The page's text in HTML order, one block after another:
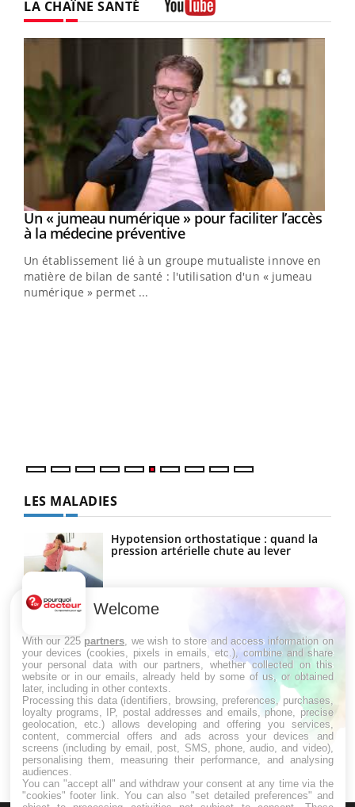
LA CHAÎNE SANTÉ
Youtube
Un « jumeau numérique » pour faciliter l’accès
à la médecine préventiveYoutube
Un établissement lié à un groupe mutualiste innove en
matière de bilan de santé : l'utilisation d'un « jumeau
numérique » permet ...
LES MALADIES
Hypotension orthostatique : quand la
pression artérielle chute au lever
Drépanocytose : une déformation des
Maladie de Charcot (Sclérose latérale
amyotrophique)
Welcome
With our 225 partners , we wish to store and access information on
your devices (cookies, pixels in emails, etc.), combine and share
your personal data with our partners, whether collected on this
website or in our emails, already held by some of us, or obtained
later, including in other contexts.
Processing this data (identifiers, browsing, preferences, purchases,
loyalty programs, IP, postal addresses and emails, phone, precise
geolocation, etc.) allows developing and offering you services,
content, commercial offers and ads across your devices and
screens (including by email, post, SMS, phone, audio, and video),
personalising them, measuring their performance, and analysing
audiences.
You can "accept all" and withdraw your consent at any time via the
"cookies" footer link . You can also "set detailed preferences" and